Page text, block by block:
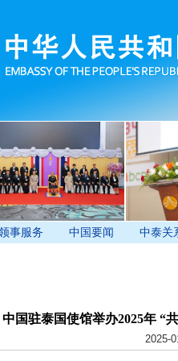
事服务 中国要闻 中泰关
中国驻泰国使馆举办2025年 “
2025-